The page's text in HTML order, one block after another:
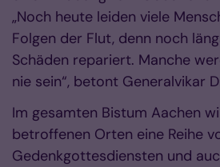
„Noch heute leiden viele
Folgen der Flut, denn noch
Schäden repariert. Manche
nie sein“, betont Generalvikar
Im gesamten Bistum Aachen
betroffenen Orten eine Reihe
Gedenkgottesdiensten und